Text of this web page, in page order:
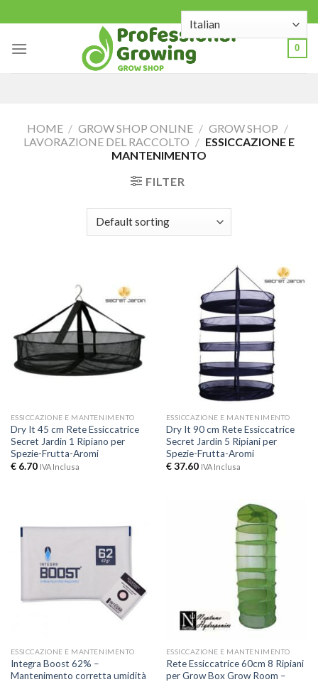
to
content
0
HOME / GROW SHOP ONLINE / GROW SHOP /
LAVORAZIONE DEL RACCOLTO / ESSICCAZIONE E
MANTENIMENTO
FILTER
ESSICCAZIONE E MANTENIMENTO
Dry It 45 cm Rete Essiccatrice
Secret Jardin 1 Ripiano per
Spezie-Frutta-Aromi
€6.70 IVA Inclusa
ESSICCAZIONE E MANTENIMENTO
Dry It 90 cm Rete Essiccatrice
Secret Jardin 5 Ripiani per
Spezie-Frutta-Aromi
€37.60 IVA Inclusa
ESSICCAZIONE E MANTENIMENTO
Integra Boost 62% –
Mantenimento corretta umidità
ESSICCAZIONE E MANTENIMENTO
Rete Essiccatrice 60cm 8 Ripiani
per Grow Box Grow Room –